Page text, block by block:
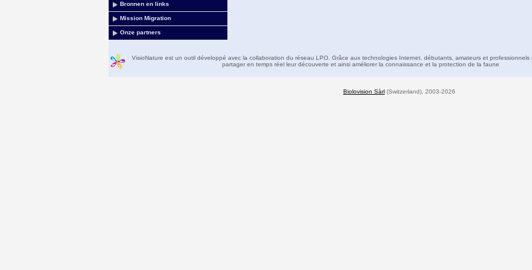
Bronnen en links
Mission Migration
Onze partners
VisioNature est un outil développé avec la collaboration du réseau LPO. Grâce aux technologies Internet, débutants, amateurs et professionnels
partager en temps réel leur découverte et ainsi améliorer la connaissance et la protection de la faune
Biolovision Sàrl (Switzerland), 2003-2026